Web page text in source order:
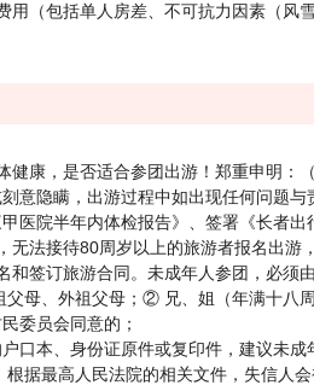
用（包括单人房差、不可抗力因素（风
健康，是否适合参团出游！郑重申明
意隐瞒，出游过程中如出现任何问题
甲医院半年内体检报告》、签署《长者
法接待80周岁以上的旅游者报名出游
和签订旅游合同。未成年人参团，必
母、外祖父母；② 兄、姐（年满十八
委员会同意的；
口本、身份证原件或复印件，建议未成
根据最高人民法院的相关文件，失信人